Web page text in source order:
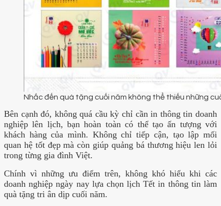
Nhắc đến quà tặng cuối năm không thể thiếu những
Bên cạnh đó, không quá cầu kỳ chỉ cần in thông tin doanh
nghiệp lên lịch, bạn hoàn toàn có thể tạo ấn tượng với
khách hàng của mình. Không chỉ tiếp cận, tạo lập mối
quan hệ tốt đẹp mà còn giúp quảng bá thương hiệu len lỏi
trong từng gia đình Việt.
Chính vì những ưu điểm trên, không khó hiểu khi các
doanh nghiệp ngày nay lựa chọn lịch Tết in thông tin làm
quà tặng tri ân dịp cuối năm.